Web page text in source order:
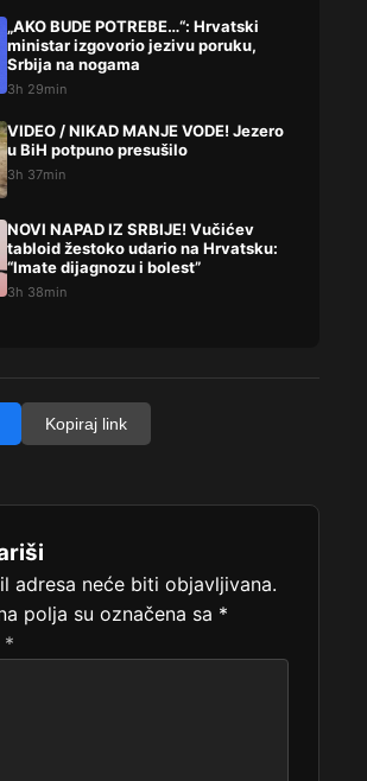
„AKO BUDE POTREBE…“: Hrvatski
ministar izgovorio jezivu poruku,
Srbija na nogama
3h 29min
VIDEO / NIKAD MANJE VODE! Jezero
u BiH potpuno presušilo
3h 37min
NOVI NAPAD IZ SRBIJE! Vučićev
tabloid žestoko udario na Hrvatsku:
“Imate dijagnozu i bolest”
3h 38min
Kopiraj link
adresa neće biti objavljivana.
polja su označena sa *
*